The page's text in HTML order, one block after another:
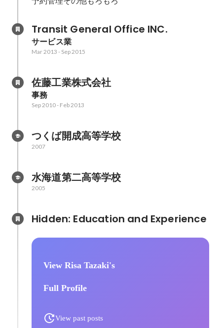
Transit General Office INC.
サービス業
Mar 2013 - Sep 2015
佐藤工業株式会社
事務
Sep 2010- Feb 2013
つくば開成高等学校
2007
水海道第二高等学校
2005
View Risa Tazaki's
Full Profile
View past posts